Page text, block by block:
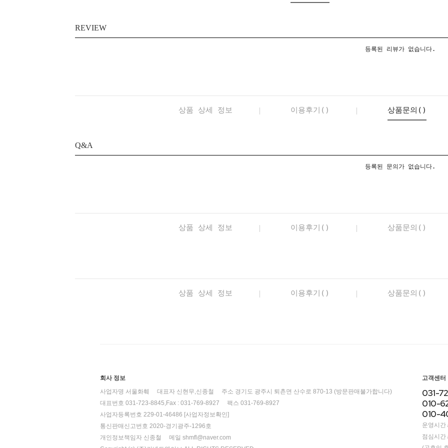
REVIEW
등록된 리뷰가 없습니다.
상품 상세 정보 이용후기() 상품문의()
Q&A
등록된 문의가 없습니다.
상품 상세 정보 이용후기() 상품문의()
상품 상세 정보 이용후기() 상품문의()
회사 정보
사업자명 서울화훼 대표자 신현무,신종철
주소 경기도 광주시 퇴촌면 산수로 870-13 (방문판매불가합니다)
대표번호 031-723-8845,Fax : 031-769-8927
팩스 031-769-8927
사업자등록번호 229-01-46486 [사업자정보확인]
통신판매신고번호 2020-경기광주-1296호
개인정보책임자 신종철
메일 shmfl@naver.com
고객센터
031-
010-
010-
운영시간
점심시간